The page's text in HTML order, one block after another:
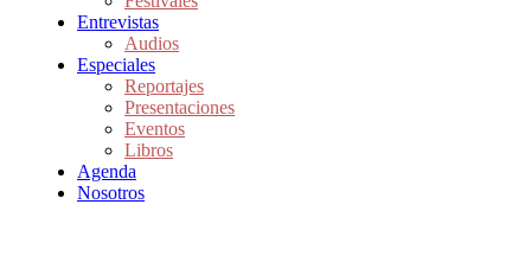
Entrevistas
Audios
Especiales
Reportajes
Presentaciones
Eventos
Libros
Agenda
Nosotros